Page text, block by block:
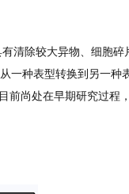
清除较大异物、细胞碎
一种表型转换到另一种
前尚处在早期研究过程